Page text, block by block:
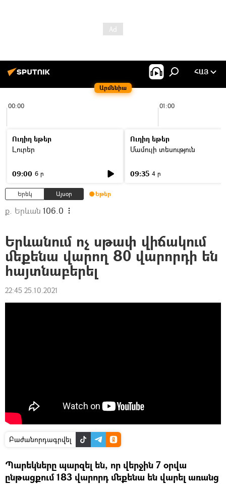
Արմենիա
ՀԱՅ
00:00 01:00
Ուղիղ եթեր
Լուրեր
09:00 6 ր
Ուղիղ եթեր
Մամուլի տեսություն
09:35 4 ր
Երեկ Այսօր Եթեր
ք. Երևան 106.0
Երևանում ոչ սթափ վիճակում
մեքենա վարող 80 վարորդի են
հայտնաբերել
22:45 25.10.2021
Բաժանորդագրվել
Պարեկները պարզել են, որ վերջին 7 օրվա
ընթացքում 183 վարորդ մեքենա են վարել առանց